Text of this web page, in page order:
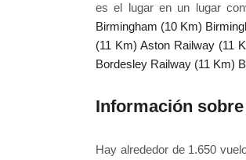
es el lugar en un lugar
Birmingham (10 Km)
(11 Km) Aston Railway (11
Bordesley Railway (11 Km)
Información
Hay alrededor de 1.650